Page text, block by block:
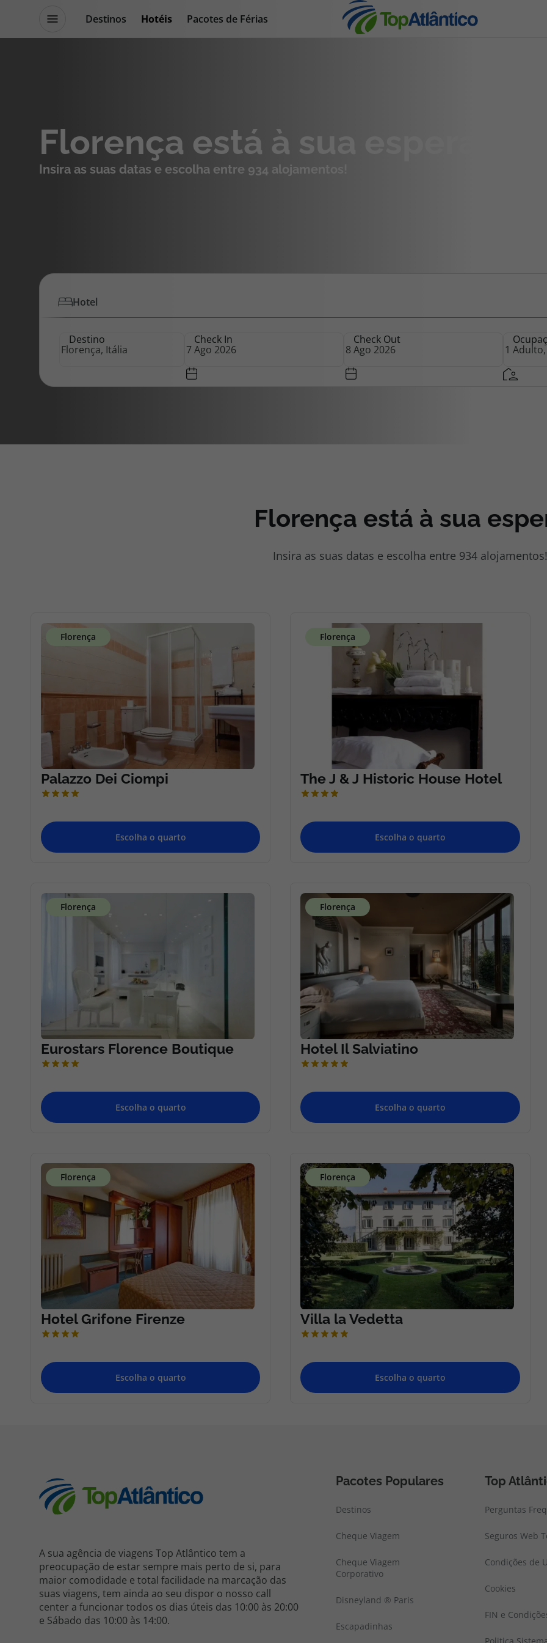
Destinos Hotéis
Pacotes de Férias
Promoções
Blog TopViagens
Voos
Pacotes de Férias
Disneyland ® Paris
Cruzeiros
Blog TopViagens
Florença está à sua espera
Insira as suas datas e escolha entre 934 alojamentos!
Hotel
Destino Check In Check Out
Florença está à sua
Insira as suas datas e escolha entre 934 alojamentos!
A sua agência de viagens Top Atlântico tem a
preocupação de estar sempre mais perto de si, para
maior comodidade e total facilidade na marcação das
suas viagens, tem ainda ao seu dispor o nosso call
center a funcionar todos os dias úteis das 10:00 às 20:00
e Sábado das 10:00 às 14:00.
Pacotes Populares
Destinos
Cheque Viagem
Cheque Viagem
Corporativo
Disneyland ® Paris
Escapadinhas
Top
Perguntas
Seguros Web
Condições de
Cookies
FIN e